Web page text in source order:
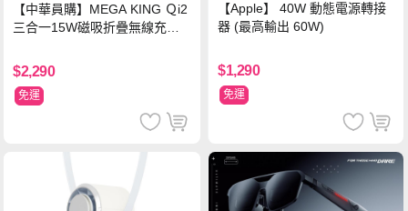
【中華員購】MEGA KING Ｑi2
三合一15W磁吸折疊無線充電
$2,290
免運
【Apple】 40W 動態電源轉接
器 (最高輸出 60W)
$1,290
免運